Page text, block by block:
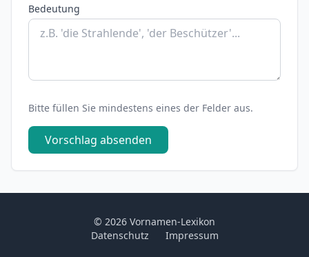
Bedeutung
Bitte füllen Sie mindestens eines der Felder aus.
Vorschlag absenden
© 2026 Vornamen-Lexikon
Datenschutz
Impressum